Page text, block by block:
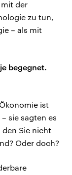
mit der
zu tun,
– als mit
begegnet.
ist
sie sagten es
Sie nicht
Oder doch?